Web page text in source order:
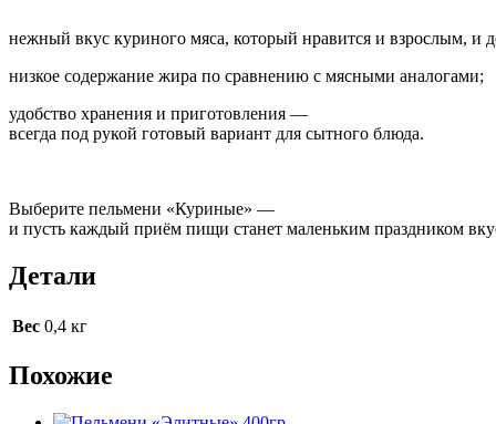
нежный вкус куриного мяса, который нравится и взрослым, и
низкое содержание жира по сравнению с мясными аналогами;
удобство хранения и приготовления —
всегда под рукой готовый вариант для сытного блюда.
Выберите пельмени «Куриные» —
и пусть каждый приём пищи станет маленьким праздником
Детали
Вес 0,4 кг
Похожие